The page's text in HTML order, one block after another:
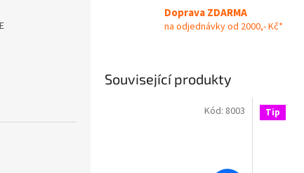
Doprava ZDARMA
na odjednávky od 2000,- Kč*
Související produkty
Kód: 8003 Tip